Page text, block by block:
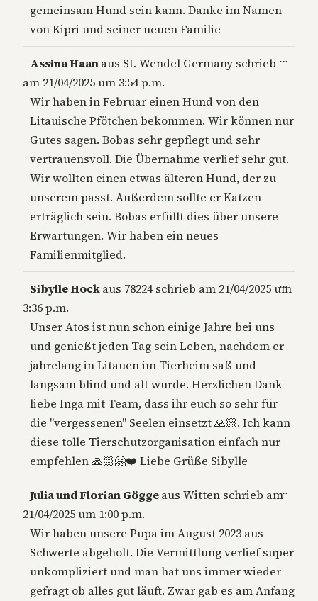
gemeinsam Hund sein kann. Danke im Namen
von Kipri und seiner neuen Familie
Assina Haanaus St. Wendel Germany schrieb
am 21/04/2025um 3:54 p.m.
Wir haben in Februar einen Hund von den
Litauische Pfötchen bekommen. Wir können nur
Gutes sagen. Bobas sehr gepflegt und sehr
vertrauensvoll. Die Übernahme verlief sehr gut.
Wir wollten einen etwas älteren Hund, der zu
unserem passt. Außerdem sollte er Katzen
erträglich sein. Bobas erfüllt dies über unsere
Erwartungen. Wir haben ein neues
Familienmitglied.
…
Sibylle Hockaus 78224 schrieb am 21/04/2025um
3:36 p.m.
Unser Atos ist nun schon einige Jahre bei uns
und genießt jeden Tag sein Leben, nachdem er
jahrelang in Litauen im Tierheim saß und
langsam blind und alt wurde. Herzlichen Dank
liebe Inga mit Team, dass ihr euch so sehr für
die "vergessenen" Seelen einsetzt 🙏🏻. Ich kann
diese tolle Tierschutzorganisation einfach nur
empfehlen 🙏🏻🤗❤️ Liebe Grüße Sibylle
…
Julia und Florian Göggeaus Witten schrieb am
21/04/2025um 1:00 p.m.
Wir haben unsere Pupa im August 2023 aus
Schwerte abgeholt. Die Vermittlung verlief super
unkompliziert und man hat uns immer wieder
gefragt ob alles gut läuft. Zwar gab es am Anfang
…